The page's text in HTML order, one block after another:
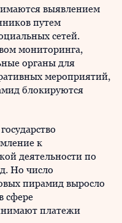
выявлением
путем
сетей.
мониторинга,
органы для
мероприятий,
блокируются
к
деятельности по
Но число
пирамид выросло
сфере
платежи